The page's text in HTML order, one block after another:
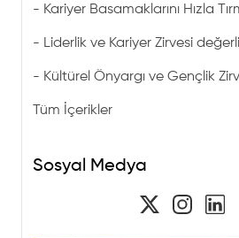
- Kariyer Basamaklarını Hızla
- Liderlik ve Kariyer Zirvesi
- Kültürel Önyargı ve Gençlik
Tüm İçerikler
Sosyal Medya